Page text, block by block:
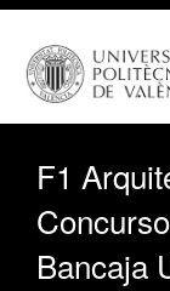
F1
Bancaja